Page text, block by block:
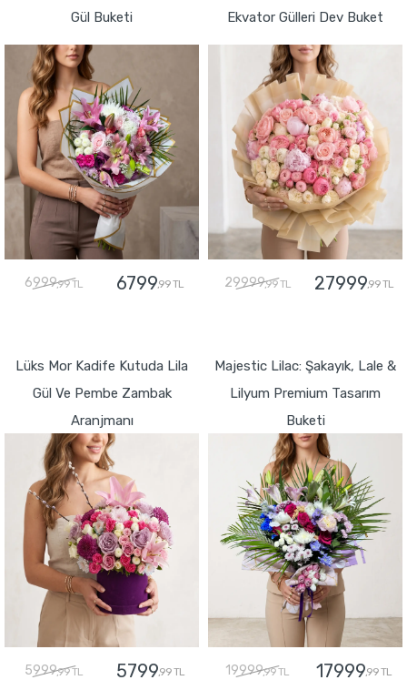
Gül Buketi
6999,99 TL 6799,99 TL
Ekvator Gülleri Dev Buket
29999,99 TL 27999,99 TL
Lüks Mor Kadife Kutuda Lila
Gül Ve Pembe Zambak
Aranjmanı
5999,99 TL 5799,99 TL
Majestic Lilac: Şakayık, Lale &
Lilyum Premium Tasarım
Buketi
19999,99 TL 17999,99 TL